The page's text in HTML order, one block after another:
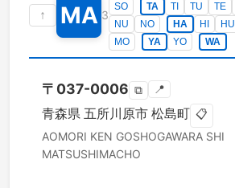
↑ MA 3
SO
TA TI TU TE
NU
NO HA HI HU
MO
YA YO WA
〒 037-0006 ⧉ 📍
青森県 五所川原市 松島町 📋
AOMORI KEN GOSHOGAWARA SHI
MATSUSHIMACHO